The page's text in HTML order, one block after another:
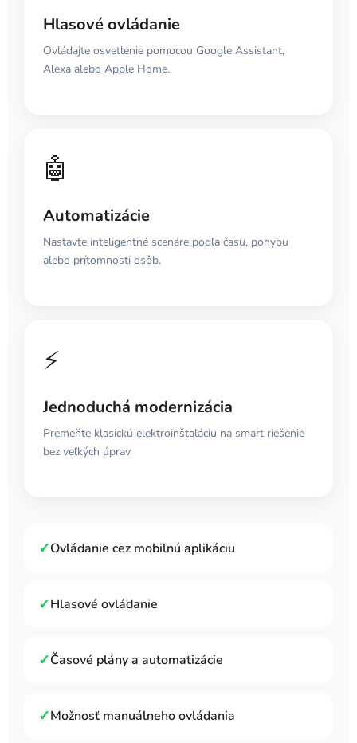
Hlasové ovládanie
Ovládajte osvetlenie pomocou Google Assistant,
Alexa alebo Apple Home.
🤖
Automatizácie
Nastavte inteligentné scenáre podľa času, pohybu
alebo prítomnosti osôb.
⚡
Jednoduchá modernizácia
Premeňte klasickú elektroinštaláciu na smart riešenie
bez veľkých úprav.
✓Ovládanie cez mobilnú aplikáciu
✓Hlasové ovládanie
✓Časové plány a automatizácie
✓Možnosť manuálneho ovládania